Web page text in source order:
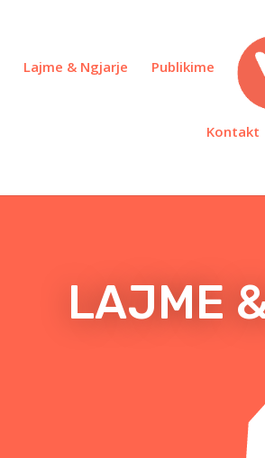
Lajme & Ngjarje Publikime
Kontakt
LAJME